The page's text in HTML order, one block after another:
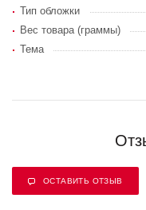
Тип обложки
Вес товара (граммы)
Тема
ОСТАВИТЬ ОТЗЫВ